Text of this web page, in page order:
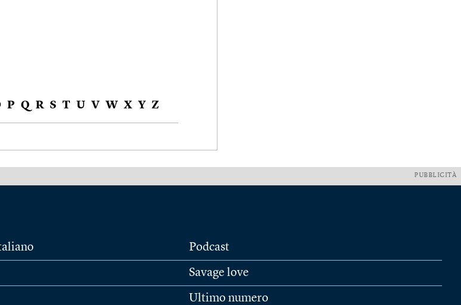
P Q R S T U V W X Y Z
PUBBLICITÀ
Podcast
Savage love
Ultimo numero